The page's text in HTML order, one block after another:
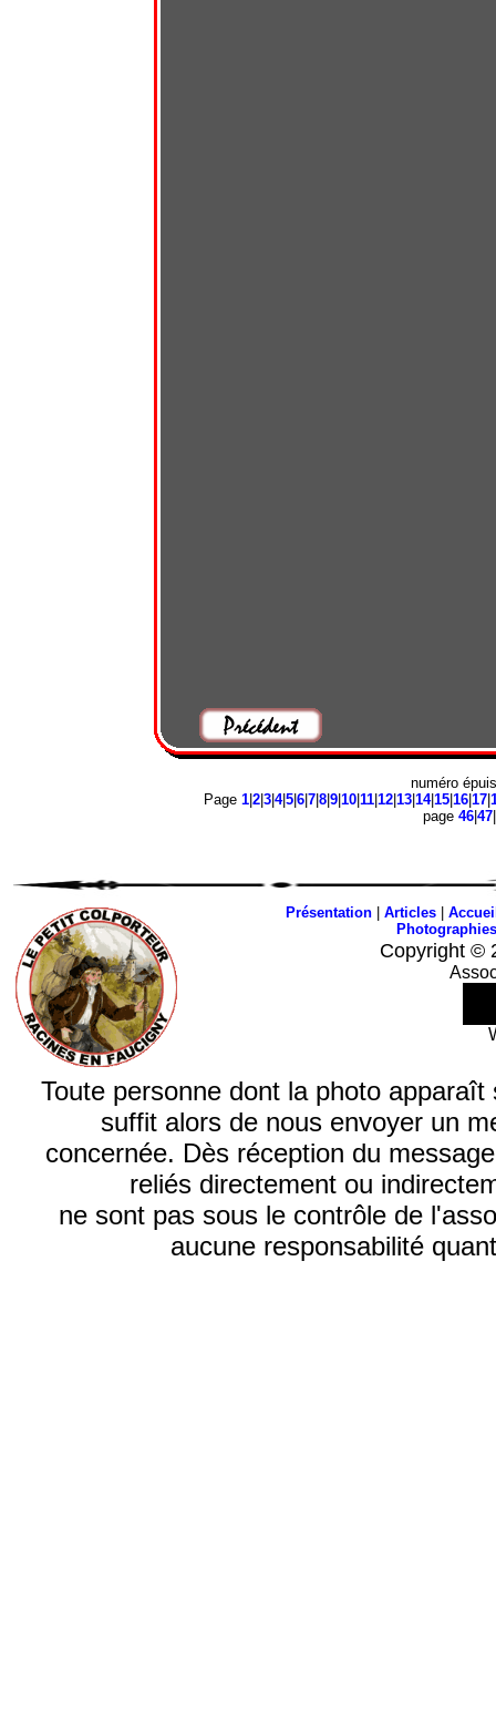
numéro
Page 1| 2| 3| 4|5| 6| 7| 8| 9| 10| 11| 12| 13| 14|15| 16| 17|
page 46 47
Présentation| Articles|
Photographies
Copyright ©
Toute personne dont la photo
suffit alors de nous envoyer un
concernée. Dès réception du
reliés directement ou
ne sont pas sous le contrôle de
aucune responsabilité